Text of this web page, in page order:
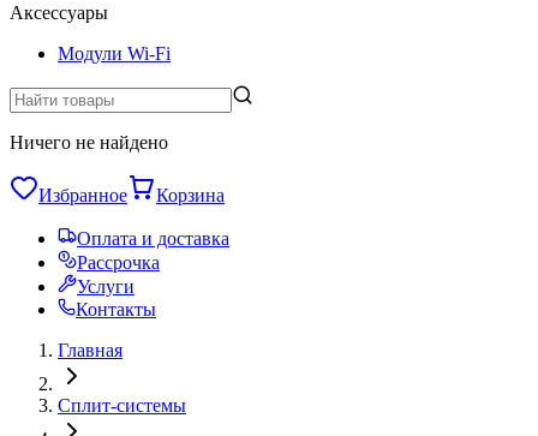
Аксессуары
Модули Wi-Fi
Ничего не найдено
Избранное Корзина
Оплата и доставка
Рассрочка
Услуги
Контакты
Главная
Сплит-системы